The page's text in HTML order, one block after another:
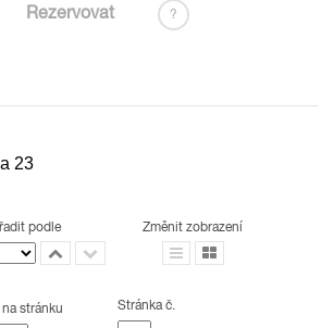
Rezervovat ?
23
podle Změnit zobrazení
stránku Stránka č.